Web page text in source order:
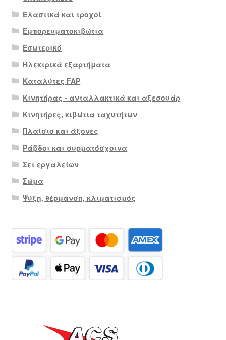
Ελαστικά και τροχοί
Εμπορευματοκιβώτια
Εσωτερικό
Ηλεκτρικά εξαρτήματα
Καταλύτες FAP
Κινητήρας - ανταλλακτικά και αξεσουάρ
Κινητήρες, κιβώτια ταχυτήτων
Πλαίσιο και άξονες
Ράβδοι και συρματόσχοινα
Σετ εργαλείων
Σώμα
Ψύξη, θέρμανση, κλιματισμός